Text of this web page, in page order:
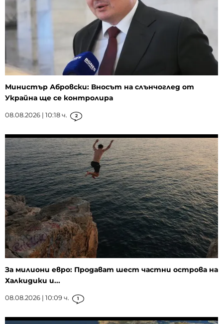
Министър Абровски: Вносът на слънчоглед от
Украйна ще се контролира
08.08.2026 | 10:18 ч. 2
За милиони евро: Продават шест частни острова на
Халкидики и...
08.08.2026 | 10:09 ч. 1